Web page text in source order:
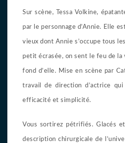
Sur scène, Tessa Volkine,
par le personnage d’Annie. Elle
vieux dont Annie s’occupe tous
petit écrasée, on sent le feu de
fond d’elle. Mise en scène par
travail de direction d’actrice
efficacité et simplicité.
Vous sortirez pétrifiés. Glacés
description chirurgicale de